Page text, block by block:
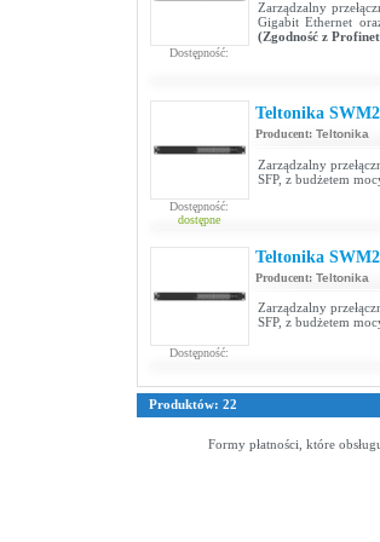
Dostępność:
Zarządzalny
Gigabit Ethernet
(Zgodność z
Dostępność:
dostępne
Teltonika
Producent: Teltonika
Zarządzalny
SFP, z budżetem
Dostępność:
Teltonika
Producent: Teltonika
Zarządzalny
SFP, z budżetem
Produktów: 22
Formy płatności, które